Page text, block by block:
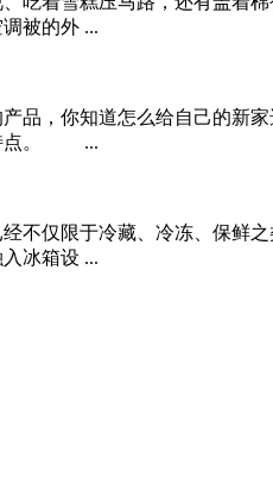
的外 ...
品，你知道怎么给自己的新
特点。 ...
仅限于冷藏、冷冻、保鲜之
冰箱设 ...